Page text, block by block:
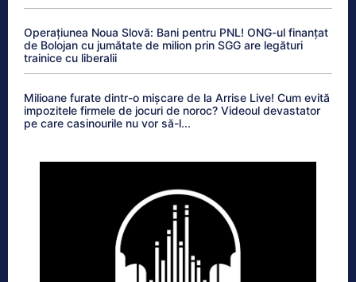
Operațiunea Noua Slovă: Bani pentru PNL! ONG-ul finanțat
de Bolojan cu jumătate de milion prin SGG are legături
trainice cu liberalii
Milioane furate dintr-o mișcare de la Arrise Live! Cum evită
impozitele firmele de jocuri de noroc? Videoul devastator
pe care casinourile nu vor să-l...